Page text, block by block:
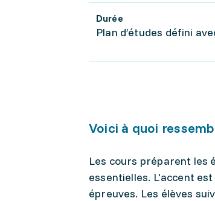
Durée
Plan d’études défini
Voici à quoi
Les cours préparent les
essentielles. L'accent
épreuves. Les élèves